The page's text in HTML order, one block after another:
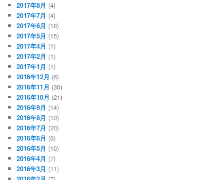
2017年8月 (4)
2017年7月 (4)
2017年6月 (18)
2017年5月 (15)
2017年4月 (1)
2017年2月 (1)
2017年1月 (1)
2016年12月 (6)
2016年11月 (30)
2016年10月 (21)
2016年9月 (14)
2016年8月 (10)
2016年7月 (20)
2016年6月 (6)
2016年5月 (10)
2016年4月 (7)
2016年3月 (11)